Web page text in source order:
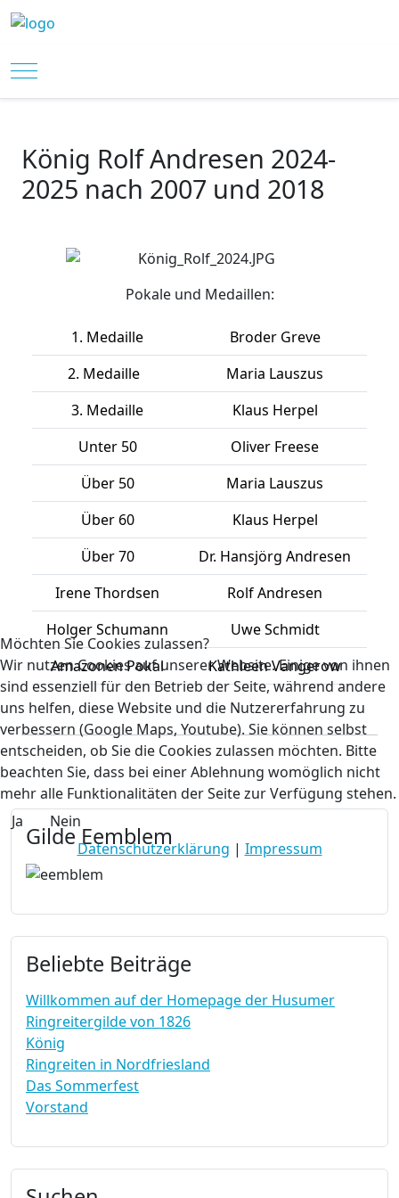
Mobile Menu Toggle
König Rolf Andresen 2024-
2025 nach 2007 und 2018
Pokale und Medaillen:
1. Medaille
Broder Greve
2. Medaille
Maria Lauszus
3. Medaille
Klaus Herpel
Unter 50
Oliver Freese
Über 50
Maria Lauszus
Über 60
Klaus Herpel
Über 70
Dr. Hansjörg Andresen
Irene Thordsen
Rolf Andresen
Holger Schumann
Uwe Schmidt
Amazonen Pokal
Kathleen Vangerow
Gilde Eemblem
Beliebte Beiträge
Willkommen auf der Homepage der Husumer
Ringreitergilde von 1826
König
Ringreiten in Nordfriesland
Das Sommerfest
Vorstand
Möchten Sie Cookies zulassen?
Wir nutzen Cookies auf unserer Website. Einige von ihnen
sind essenziell für den Betrieb der Seite, während andere
uns helfen, diese Website und die Nutzererfahrung zu
verbessern (Google Maps, Youtube). Sie können selbst
entscheiden, ob Sie die Cookies zulassen möchten. Bitte
beachten Sie, dass bei einer Ablehnung womöglich nicht
mehr alle Funktionalitäten der Seite zur Verfügung stehen.
Ja
Nein
Datenschutzerklärung | Impressum